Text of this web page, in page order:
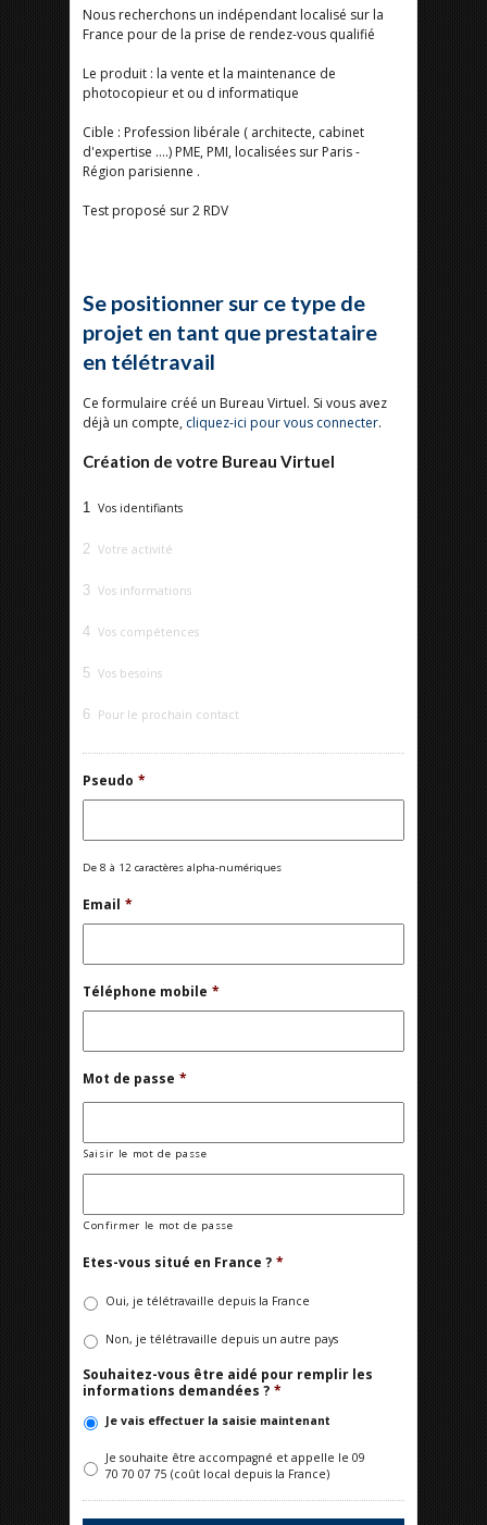
Nous recherchons un indépendant localisé sur la
France pour de la prise de rendez-vous qualifié
Le produit : la vente et la maintenance de
photocopieur et ou d informatique
Cible : Profession libérale ( architecte, cabinet
d'expertise ....) PME, PMI, localisées sur Paris -
Région parisienne .
Test proposé sur 2 RDV
Se positionner sur ce type de
projet en tant que prestataire
en télétravail
Ce formulaire créé un Bureau Virtuel. Si vous avez
déjà un compte, cliquez-ici pour vous connecter.
Création de votre Bureau Virtuel
1 Vos identifiants
2 Votre activité
3 Vos informations
4 Vos compétences
5 Vos besoins
6 Pour le prochain contact
Pseudo *
De 8 à 12 caractères alpha-numériques
Email *
Téléphone mobile *
Mot de passe *
Saisir le mot de passe
Confirmer le mot de passe
Etes-vous situé en France ? *
Oui, je télétravaille depuis la France
Non, je télétravaille depuis un autre pays
Souhaitez-vous être aidé pour remplir les
informations demandées ? *
Je vais effectuer la saisie maintenant
Je souhaite être accompagné et appelle le 09
70 70 07 75 (coût local depuis la France)